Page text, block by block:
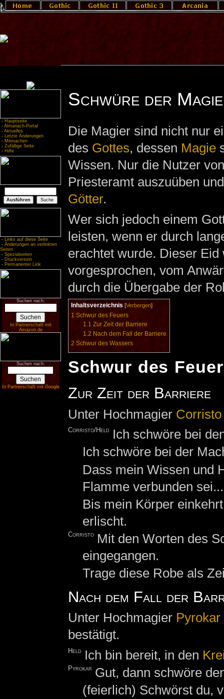
- Hauptseite
- Almanach-Portal
- Aktuelles
- Letzte Änderungen
- Mitmachen
- Zufällige Seite
- Hilfe
- Links auf diese Seite
- Änderungen an verlinkten
Seiten
- Spezialseiten
- Druckversion
- Permanenter Link
Suchen nach:
In Partnerschaft mit
Amazon.de
Suchen nach:
In Partnerschaft mit Google
Schwüre der
Die Magier sind nicht nur
des Gottes, dessen Magie
Wissen. Nur die Nutzer
Priesteramt auszuüben
Götter.
Wer sich jedoch einem
leisten, wenn er durch
erachtet wurde. Dieser
vorgesprochen, vom
durch die Übergabe der
Inhaltsverzeichnis [Verbergen]
1 Schwur des Feuers
1.1 Zur Zeit der Barriere
1.2 Nach dem Fall der Barriere
2 Schwur des Wassers
Schwur des
Zur Zeit der Barriere
Unter Hochmagier Corristo
Corristo/Held
Ich schwöre bei
Ich schwöre bei der
Dass mein Wissen und
Flamme verbunden sei...
Bis mein Körper
erlischt.
Corristo Mit den Worten des
eingegangen.
Trage diese Robe als
Nach dem Fall der
Unter Hochmagier Pyrokar
bestätigt.
Held Ich bin bereit, in den
Pyrokar Gut, dann schwöre
(feierlich) Schwörst du,